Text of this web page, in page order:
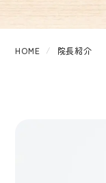
HOME 院長紹介